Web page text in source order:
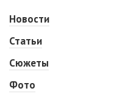
Новости
Статьи
Сюжеты
Фото